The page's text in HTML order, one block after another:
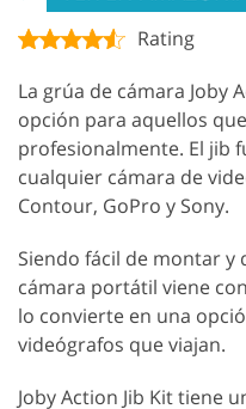
Rating
La grúa de cámara Joby
opción para aquellos
profesionalmente. El jib
cualquier cámara de
Contour, GoPro y Sony.
Siendo fácil de montar y
cámara portátil viene
lo convierte en una
videógrafos que viajan.
Joby Action Jib Kit tiene